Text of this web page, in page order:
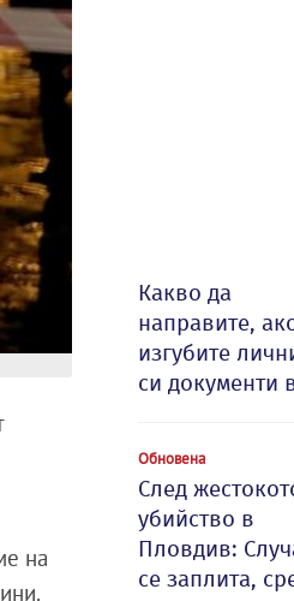
на
Какво да
направите,
изгубите
си документи
Обновена
След
убийство в
Пловдив:
се заплита,